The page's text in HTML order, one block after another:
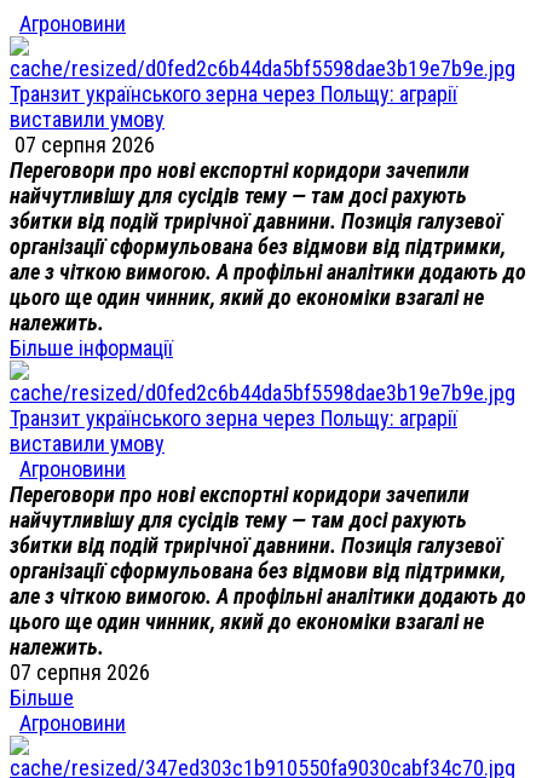
Агроновини
Транзит українського зерна через Польщу: аграрії
виставили умову
07 серпня 2026
Переговори про нові експортні коридори зачепили
найчутливішу для сусідів тему — там досі рахують
збитки від подій трирічної давнини. Позиція галузевої
організації сформульована без відмови від підтримки,
але з чіткою вимогою. А профільні аналітики додають до
цього ще один чинник, який до економіки взагалі не
належить.
Більше інформації
Транзит українського зерна через Польщу: аграрії
виставили умову
Агроновини
Переговори про нові експортні коридори зачепили
найчутливішу для сусідів тему — там досі рахують
збитки від подій трирічної давнини. Позиція галузевої
організації сформульована без відмови від підтримки,
але з чіткою вимогою. А профільні аналітики додають до
цього ще один чинник, який до економіки взагалі не
належить.
07 серпня 2026
Більше
Агроновини